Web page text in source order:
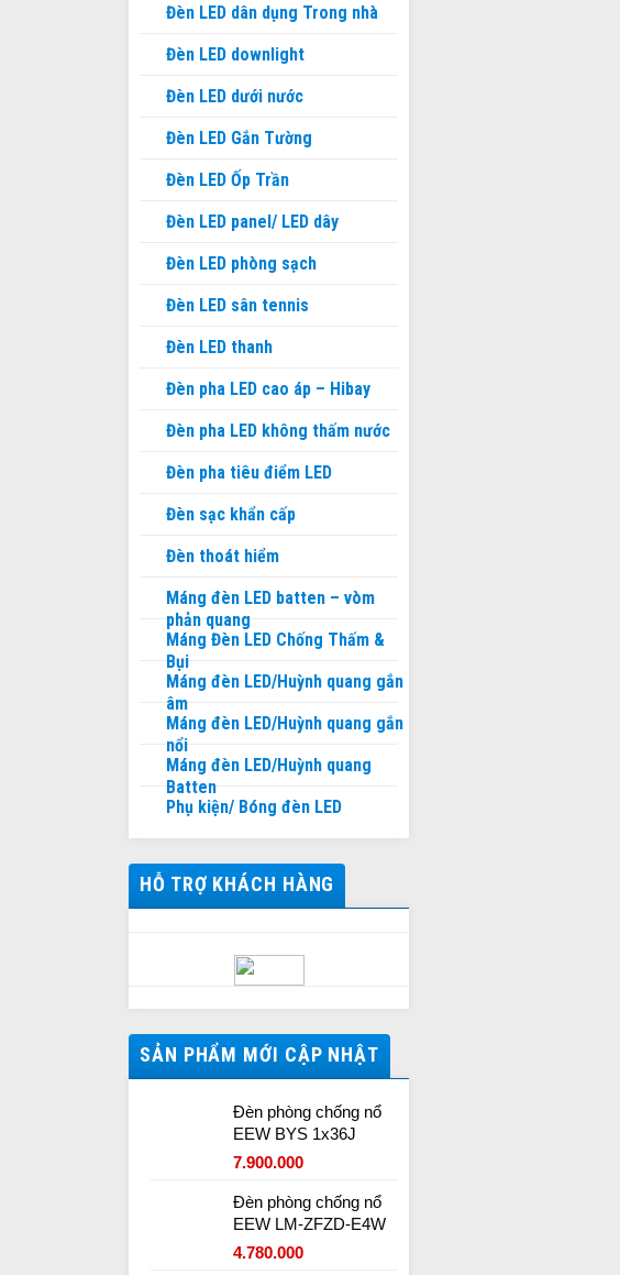
Đèn LED dân dụng Trong nhà
Đèn LED downlight
Đèn LED dưới nước
Đèn LED Gắn Tường
Đèn LED Ốp Trần
Đèn LED panel/ LED dây
Đèn LED phòng sạch
Đèn LED sân tennis
Đèn LED thanh
Đèn pha LED cao áp – Hibay
Đèn pha LED không thấm nước
Đèn pha tiêu điểm LED
Đèn sạc khẩn cấp
Đèn thoát hiểm
Máng đèn LED batten – vòm
phản quang
Máng Đèn LED Chống Thấm &
Bụi
Máng đèn LED/Huỳnh quang gắn
âm
Máng đèn LED/Huỳnh quang gắn
nổi
Máng đèn LED/Huỳnh quang
Batten
Phụ kiện/ Bóng đèn LED
HỖ TRỢ KHÁCH HÀNG
SẢN PHẨM MỚI CẬP NHẬT
Đèn phòng chống nổ
EEW BYS 1x36J
7.900.000
Đèn phòng chống nổ
EEW LM-ZFZD-E4W
4.780.000